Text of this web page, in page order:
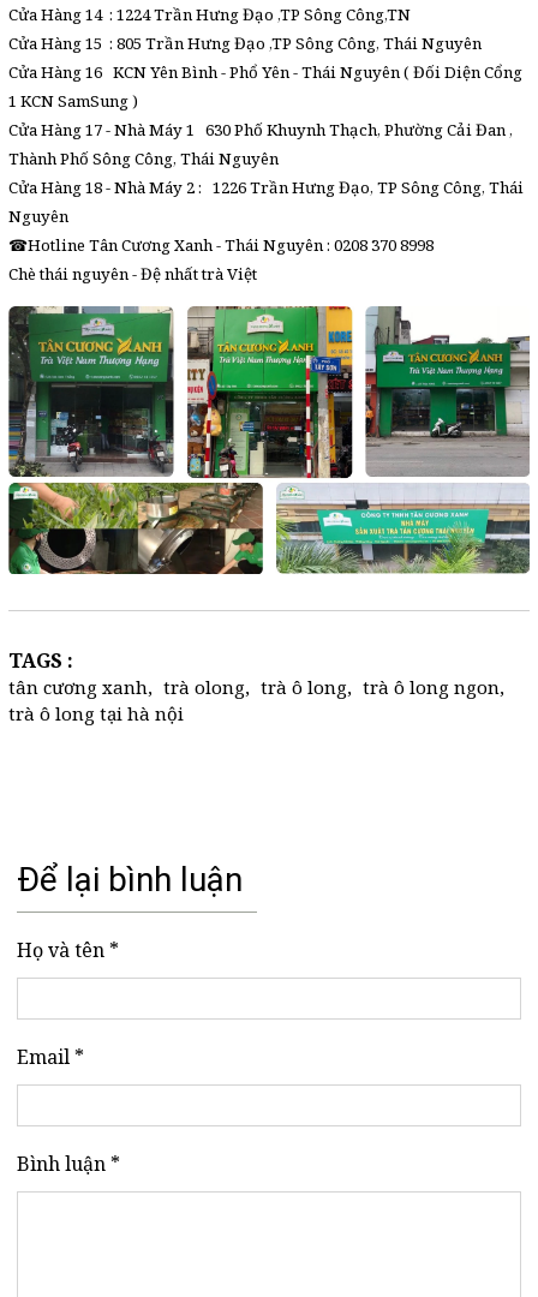
Cửa Hàng 14 : 1224 Trần Hưng Đạo ,TP Sông Công,TN
Cửa Hàng 15 : 805 Trần Hưng Đạo ,TP Sông Công, Thái Nguyên
Cửa Hàng 16 KCN Yên Bình - Phổ Yên - Thái Nguyên ( Đối Diện Cổng
1 KCN SamSung )
Cửa Hàng 17 - Nhà Máy 1 630 Phố Khuynh Thạch, Phường Cải Đan ,
Thành Phố Sông Công, Thái Nguyên
Cửa Hàng 18 - Nhà Máy 2 : 1226 Trần Hưng Đạo, TP Sông Công, Thái
Nguyên
☎Hotline Tân Cương Xanh - Thái Nguyên : 0208 370 8998
Chè thái nguyên - Đệ nhất trà Việt
TAGS :
tân cương xanh, trà olong, trà ô long, trà ô long ngon,
trà ô long tại hà nội
Để lại bình luận
Họ và tên *
Email *
Bình luận *